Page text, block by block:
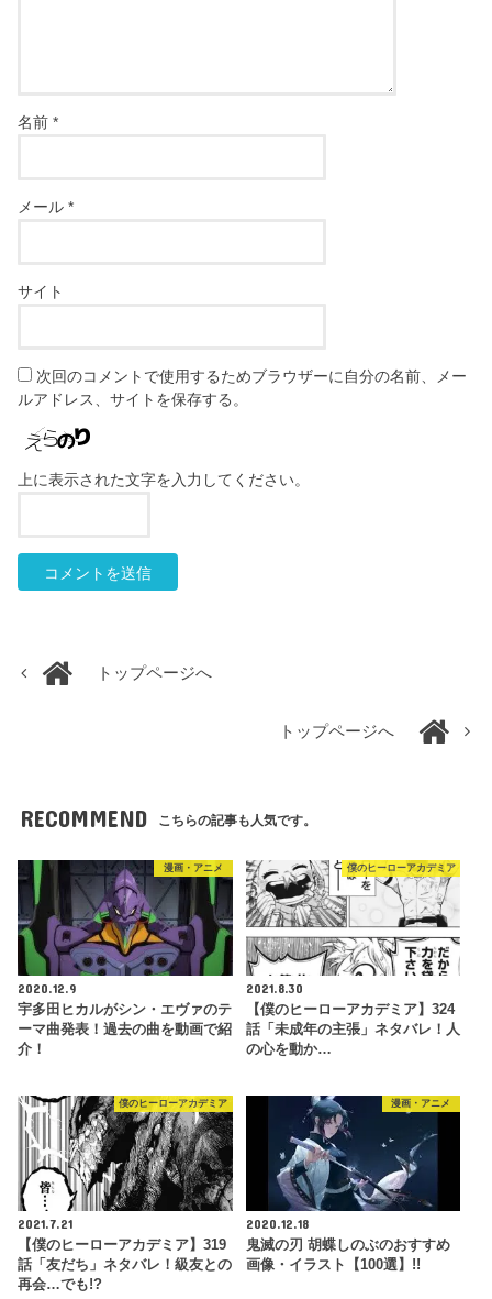
名前*
メール*
サイト
次回のコメントで使用するためブラウザーに自分の名前、メー
ルアドレス、サイトを保存する。
上に表示された文字を入力してください。
トップページへ
トップページへ
RECOMMEND こちらの記事も人気です。
漫画・アニメ
2020.12.9
宇多田ヒカルがシン・エヴァのテ
ーマ曲発表！過去の曲を動画で紹
介！
僕のヒーローアカデミア
2021.8.30
【僕のヒーローアカデミア】324
話「未成年の主張」ネタバレ！人
の心を動か…
僕のヒーローアカデミア
2021.7.21
【僕のヒーローアカデミア】319
話「友だち」ネタバレ！級友との
再会…でも!?
漫画・アニメ
2020.12.18
鬼滅の刃 胡蝶しのぶのおすすめ
画像・イラスト【100選】!!